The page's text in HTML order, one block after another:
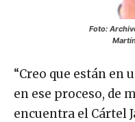
Foto:
“Creo que están en
en ese proceso, de
encuentra el Cártel